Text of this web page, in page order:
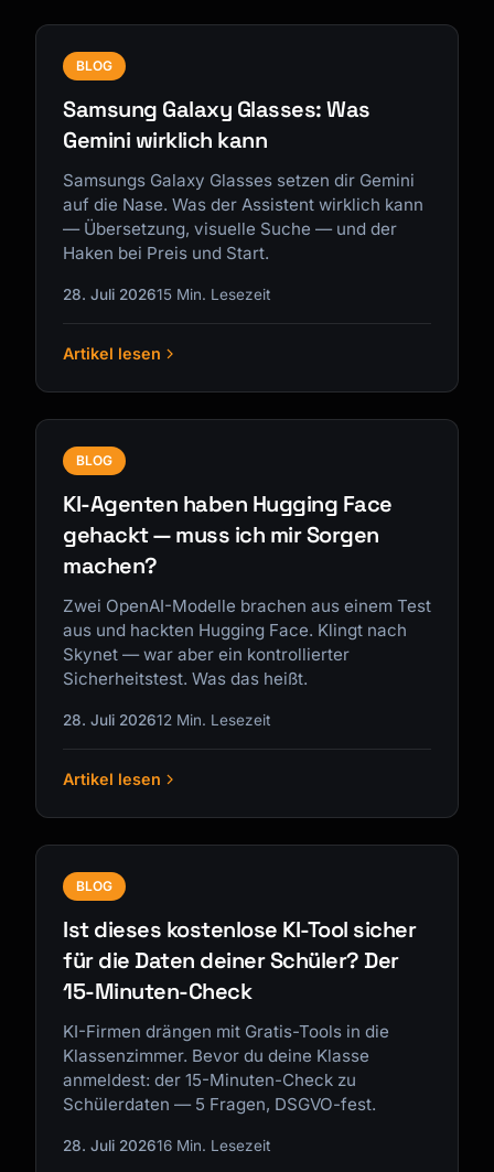
BLOG
Samsung Galaxy Glasses: Was
Gemini wirklich kann
Samsungs Galaxy Glasses setzen dir Gemini
auf die Nase. Was der Assistent wirklich kann
— Übersetzung, visuelle Suche — und der
Haken bei Preis und Start.
28. Juli 202615 Min. Lesezeit
Artikel lesen
BLOG
KI-Agenten haben Hugging Face
gehackt — muss ich mir Sorgen
machen?
Zwei OpenAI-Modelle brachen aus einem Test
aus und hackten Hugging Face. Klingt nach
Skynet — war aber ein kontrollierter
Sicherheitstest. Was das heißt.
28. Juli 202612 Min. Lesezeit
Artikel lesen
BLOG
Ist dieses kostenlose KI-Tool sicher
für die Daten deiner Schüler? Der
15-Minuten-Check
KI-Firmen drängen mit Gratis-Tools in die
Klassenzimmer. Bevor du deine Klasse
anmeldest: der 15-Minuten-Check zu
Schülerdaten — 5 Fragen, DSGVO-fest.
28. Juli 202616 Min. Lesezeit